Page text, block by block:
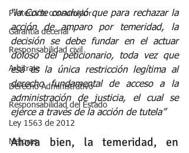
Protección consumidor
Garantia decenal
Responsabilidad civil
Arbitraje
Derecho Administrativo
Responsabilidad del Estado
Ley 1563 de 2012
Mejoras
“la Corte concluyó que para rechazar la
acción de amparo por temeridad, la
decisión se debe fundar en el actuar
doloso del peticionario, toda vez que
esa es la única restricción legítima al
derecho fundamental de acceso a la
administración de justicia, el cual se
ejerce a través de la acción de tutela”
Ahora bien, la temeridad, en